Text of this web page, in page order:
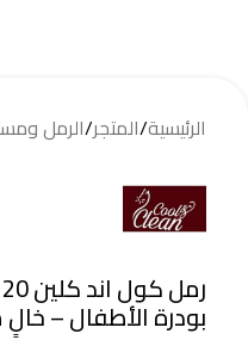
الرئيسية/المتجر/الرمل
بودرة الأطفال – خالٍ